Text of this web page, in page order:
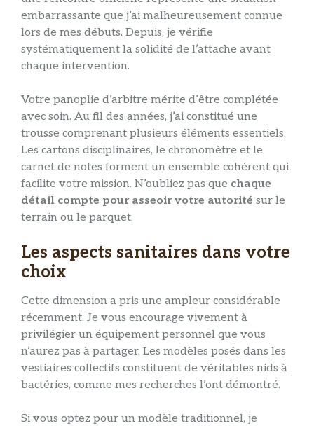
embarrassante que j’ai malheureusement connue
lors de mes débuts. Depuis, je vérifie
systématiquement la solidité de l’attache avant
chaque intervention.
Votre panoplie d’arbitre mérite d’être complétée
avec soin. Au fil des années, j’ai constitué une
trousse comprenant plusieurs éléments essentiels.
Les cartons disciplinaires, le chronomètre et le
carnet de notes forment un ensemble cohérent qui
facilite votre mission. N’oubliez pas que chaque
détail compte pour asseoir votre autorité sur le
terrain ou le parquet.
Les aspects sanitaires dans votre
choix
Cette dimension a pris une ampleur considérable
récemment. Je vous encourage vivement à
privilégier un équipement personnel que vous
n’aurez pas à partager. Les modèles posés dans les
vestiaires collectifs constituent de véritables nids à
bactéries, comme mes recherches l’ont démontré.
Si vous optez pour un modèle traditionnel, je